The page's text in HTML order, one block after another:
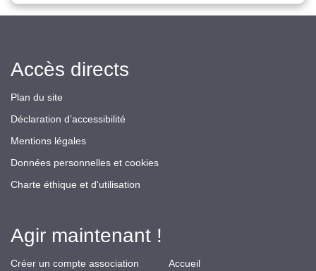
Accès directs
Plan du site
Déclaration d’accessibilité
Mentions légales
Données personnelles et cookies
Charte éthique et d'utilisation
Agir maintenant !
Créer un compte association
Accueil